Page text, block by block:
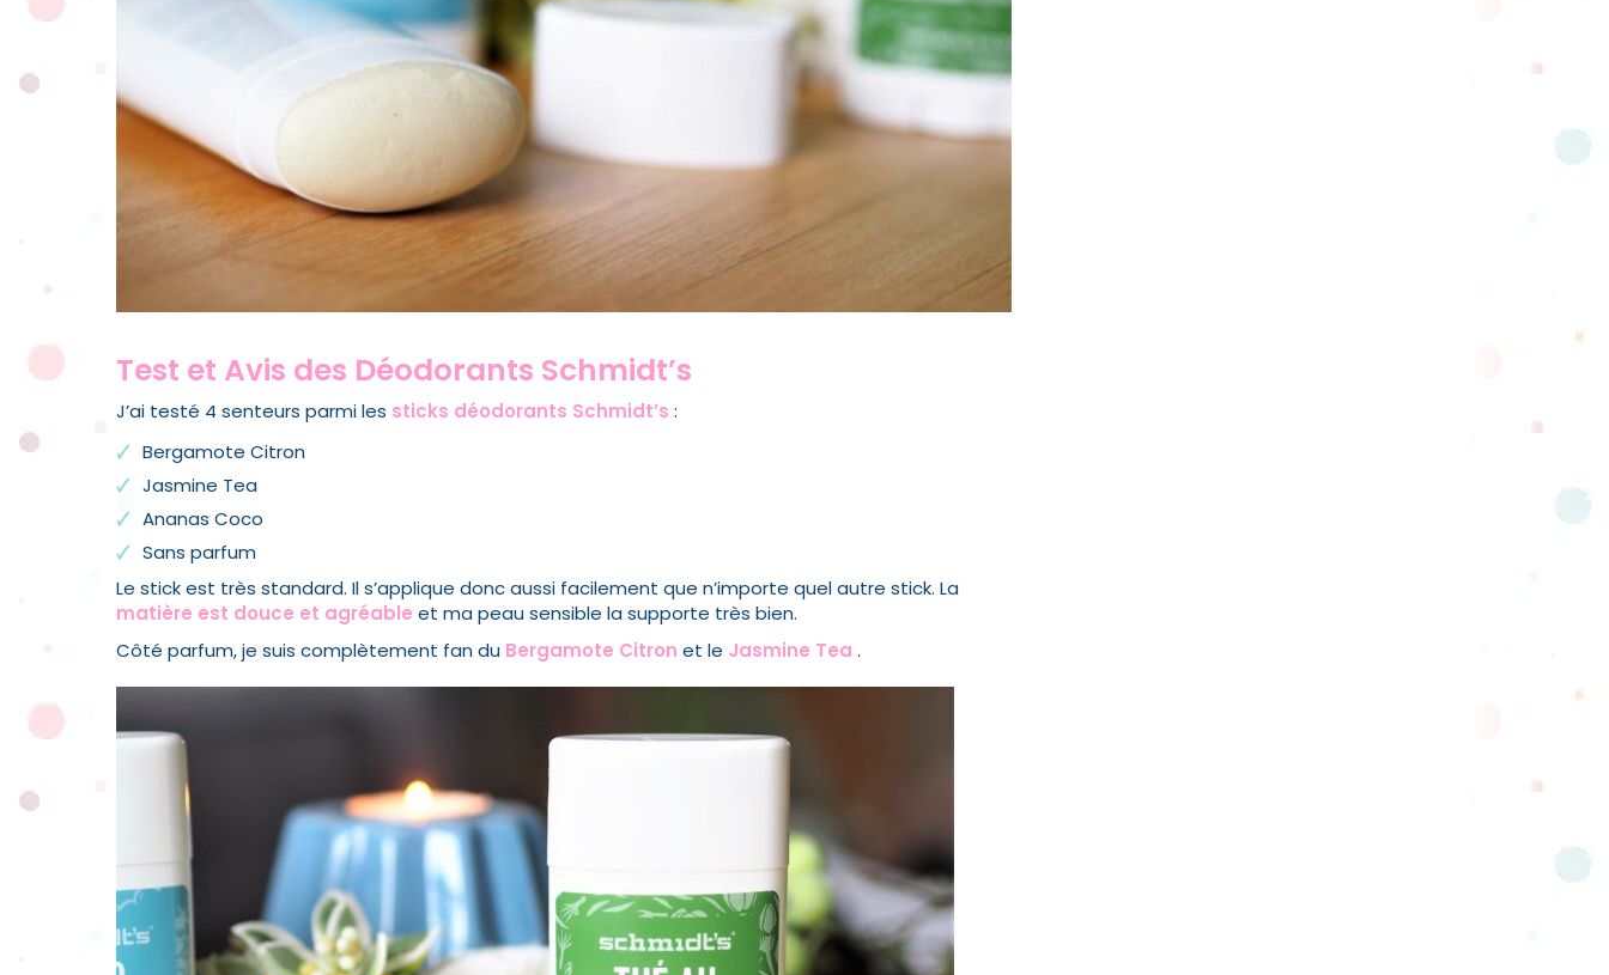
Test et Avis des Déodorants Schmidt’s
J’ai testé 4 senteurs parmi les sticks déodorants Schmidt’s :
Bergamote Citron
Jasmine Tea
Ananas Coco
Sans parfum
Le stick est très standard. Il s’applique donc aussi facilement que n’importe quel autre stick. La
matière est douce et agréable et ma peau sensible la supporte très bien.
Côté parfum, je suis complètement fan du Bergamote Citron et le Jasmine Tea .